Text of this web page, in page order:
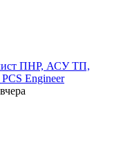
ПНР, АСУ ТП,
Engineer
вчера